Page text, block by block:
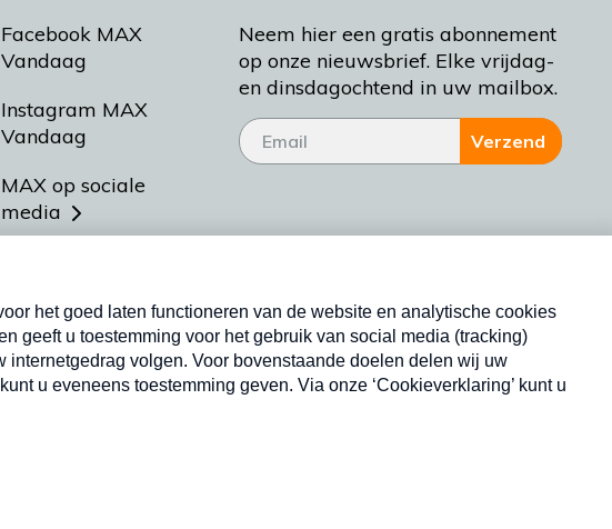
Facebook MAX
Vandaag
Instagram MAX
Vandaag
MAX op sociale
media
Meldpunt Actueel
Heel Holland Bakt
Neem hier een gratis abonnement
op onze nieuwsbrief. Elke vrijdag-
en dinsdagochtend in uw mailbox.
Verzend
Nieuwsbrief
Neem hier een gratis abonnement op onze